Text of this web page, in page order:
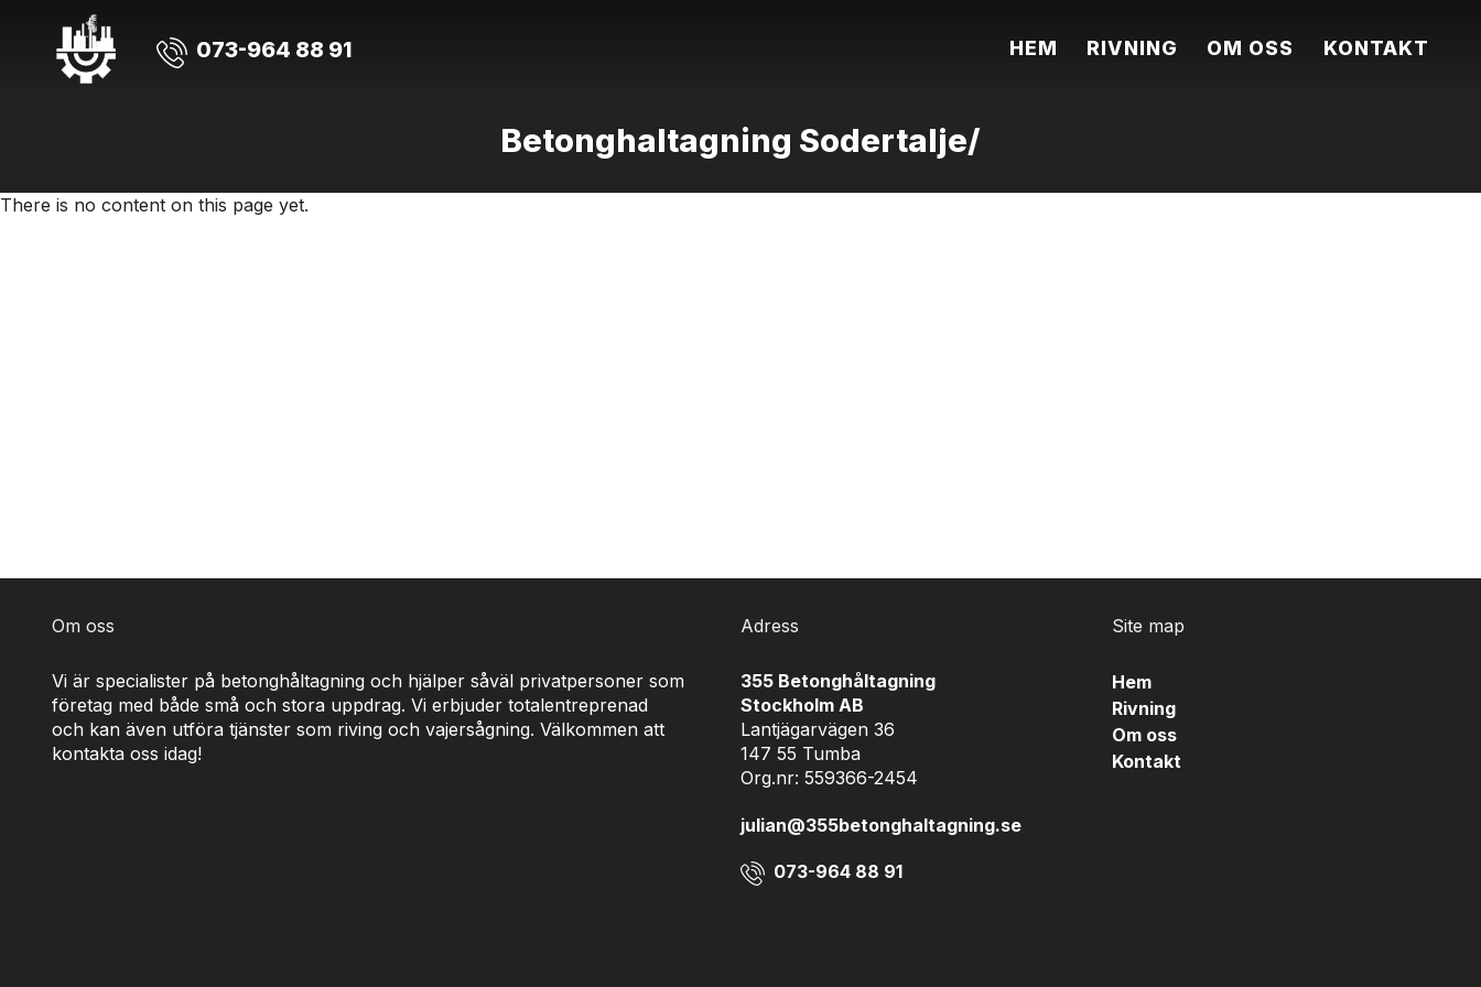
073-964 88 91 HEM RIVNING OM OSS KONTAKT
Betonghaltagning Sodertalje/
There is no content on this page yet.
Om oss
Vi är specialister på betonghåltagning och hjälper såväl privatpersoner som
företag med både små och stora uppdrag. Vi erbjuder totalentreprenad
och kan även utföra tjänster som riving och vajersågning. Välkommen att
kontakta oss idag!
Adress
355 Betonghåltagning
Stockholm AB
Lantjägarvägen 36
147 55 Tumba
Org.nr: 559366-2454
julian@355betonghaltagning.se
073-964 88 91
Site map
Hem
Rivning
Om oss
Kontakt